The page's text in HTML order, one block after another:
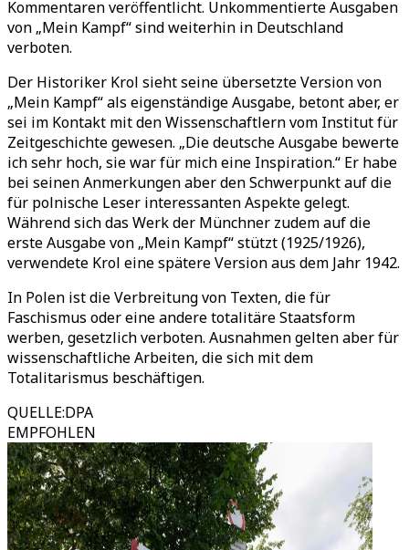
Kommentaren veröffentlicht. Unkommentierte Ausgaben
von „Mein Kampf“ sind weiterhin in Deutschland
verboten.
Der Historiker Krol sieht seine übersetzte Version von
„Mein Kampf“ als eigenständige Ausgabe, betont aber, er
sei im Kontakt mit den Wissenschaftlern vom Institut für
Zeitgeschichte gewesen. „Die deutsche Ausgabe bewerte
ich sehr hoch, sie war für mich eine Inspiration.“ Er habe
bei seinen Anmerkungen aber den Schwerpunkt auf die
für polnische Leser interessanten Aspekte gelegt.
Während sich das Werk der Münchner zudem auf die
erste Ausgabe von „Mein Kampf“ stützt (1925/1926),
verwendete Krol eine spätere Version aus dem Jahr 1942.
In Polen ist die Verbreitung von Texten, die für
Faschismus oder eine andere totalitäre Staatsform
werben, gesetzlich verboten. Ausnahmen gelten aber für
wissenschaftliche Arbeiten, die sich mit dem
Totalitarismus beschäftigen.
QUELLE:DPA
EMPFOHLEN